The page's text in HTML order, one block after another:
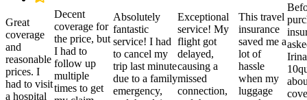
Great
coverage
and
reasonable
prices. I
had to visit
a hospital
Decent
coverage for
the price, but
I had to
follow up
multiple
times to get
Absolutely
fantastic
service! I had
to cancel my
trip last minute
due to a family
emergency,
Exceptional
service! My
flight got
delayed,
causing a
missed
connection,
This travel
insurance
saved me a
lot of
hassle
when my
luggage